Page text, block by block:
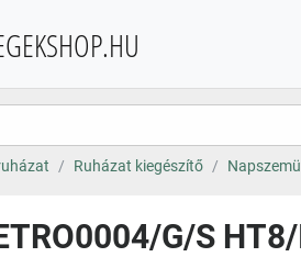
Ruházat kiegészítő
G/S